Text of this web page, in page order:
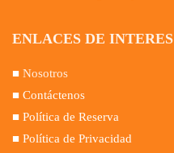
ENLACES DE INTERES
■ Nosotros
■ Contáctenos
■ Política de Reserva
■ Política de Privacidad